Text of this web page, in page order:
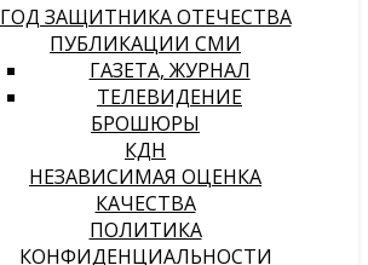
ГОД ЗАЩИТНИКА ОТЕЧЕСТВА
ПУБЛИКАЦИИ СМИ
ГАЗЕТА, ЖУРНАЛ
ТЕЛЕВИДЕНИЕ
БРОШЮРЫ
КДН
НЕЗАВИСИМАЯ ОЦЕНКА
КАЧЕСТВА
ПОЛИТИКА
КОНФИДЕНЦИАЛЬНОСТИ